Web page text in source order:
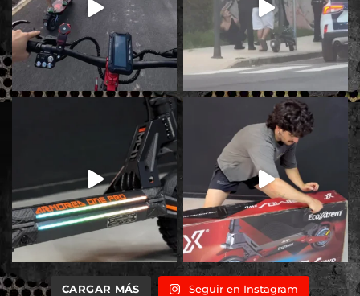
CARGAR MÁS Seguir en Instagram